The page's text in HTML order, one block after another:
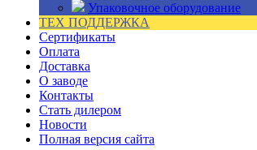
Упаковочное оборудование
ТЕХ ПОДДЕРЖКА
Сертификаты
Оплата
Доставка
О заводе
Контакты
Стать дилером
Новости
Полная версия сайта